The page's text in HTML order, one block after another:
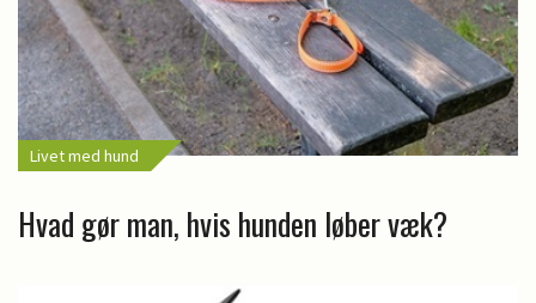
Livet med hund
Hvad gør man, hvis hunden løber væk?